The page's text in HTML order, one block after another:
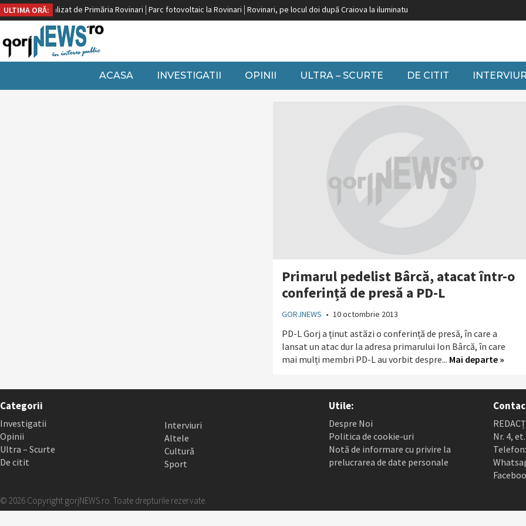
ULTIMA ORĂ:finalizat de Primăria Rovinari Parc fotovoltaic la Rovinari Rovinari, pe locul doi după Craiova la iluminatul festiv
ACASA INVESTIGATII OPINII ULTRA – SCURTE DE CITIT
Primarul pedelist Bârcă, atacat într-o
conferință de presă a PD-L
GORJNEWS • 10 octombrie 2013
PD-L Gorj a ținut astăzi o conferință de presă, în care a
lansat un atac dur la adresa primarului Ion Bârcă, în care
mai mulți membri PD-L au vorbit despre... Mai departe »
Categorii
Investigatii
Opinii
Ultra – Scurte
De citit
Interviuri
Altele
Cultură
Sport
Utile:
Despre Noi
Politica de cookie-uri
Notă de informare cu privire la
prelucrarea de date personale
Nr. 4,
© 2026 Copyright gorjNEWS.ro. Toate drepturile rezervate.